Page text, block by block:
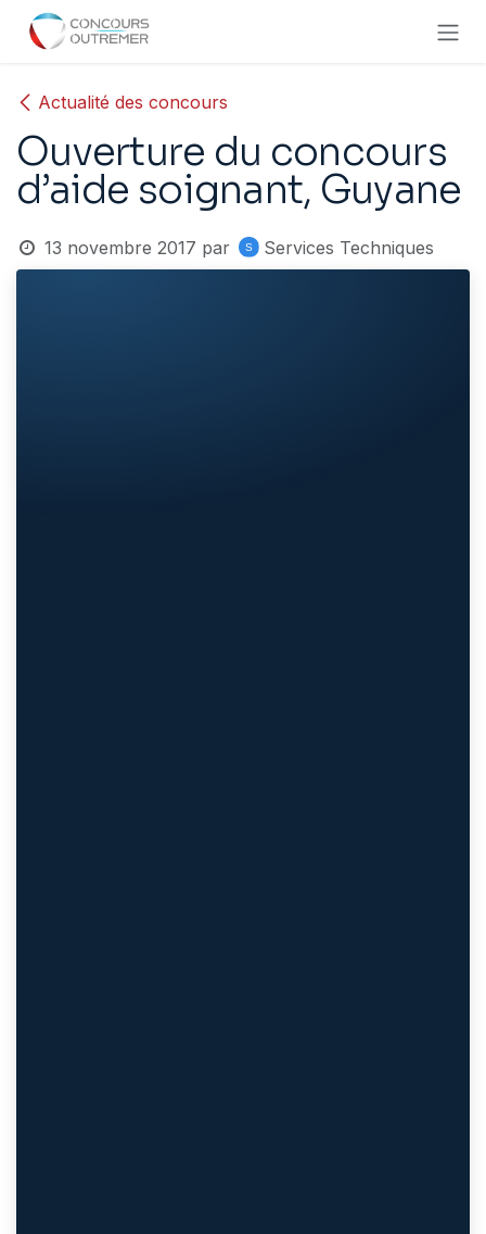
Se rendre au contenu
Actualité des concours
Ouverture du concours
d’aide soignant, Guyane
13 novembre 2017 par Services Techniques